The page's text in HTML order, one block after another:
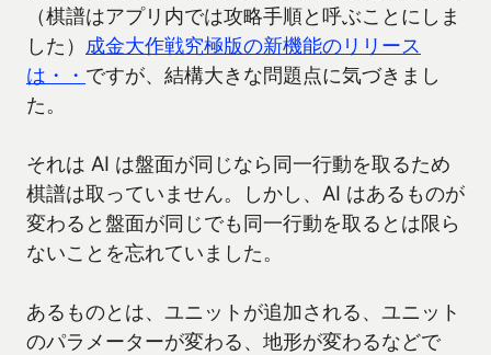
（棋譜はアプリ内では攻略手順と呼ぶことにしま
した） 成金大作戦究極版の新機能のリリース
は・・ ですが、結構大きな問題点に気づきまし
た。
それは AI は盤面が同じなら同一行動を取るため
棋譜は取っていません。しかし、AI はあるものが
変わると盤面が同じでも同一行動を取るとは限ら
ないことを忘れていました。
あるものとは、ユニットが追加される、ユニット
のパラメーターが変わる、地形が変わるなどで